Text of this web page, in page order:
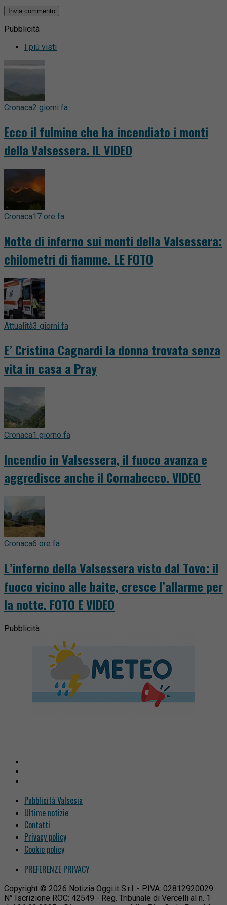
Pubblicità
I più visti
Cronaca2 giorni fa
Ecco il fulmine che ha incendiato i monti
della Valsessera. IL VIDEO
Cronaca17 ore fa
Notte di inferno sui monti della Valsessera:
chilometri di fiamme. LE FOTO
Attualità3 giorni fa
E’ Cristina Cagnardi la donna trovata senza
vita in casa a Pray
Cronaca1 giorno fa
Incendio in Valsessera, il fuoco avanza e
aggredisce anche il Cornabecco. VIDEO
Cronaca6 ore fa
L’inferno della Valsessera visto dal Tovo: il
fuoco vicino alle baite, cresce l’allarme per
la notte. FOTO E VIDEO
Pubblicità
Pubblicità Valsesia
Ultime notizie
Contatti
Privacy policy
Cookie policy
PREFERENZE PRIVACY
Copyright © 2026 Notizia Oggi.it S.r.l. - P.IVA: 02812920029
N° Iscrizione ROC: 42549 - Reg. Tribunale di Vercelli al n. 1